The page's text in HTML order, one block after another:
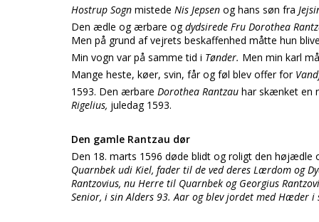
Hostrup Sogn mistede Nis Jepsen og hans søn fra
Den ædle og ærbare ogdydsirede Fru Dorothea
Men på grund af vejrets beskaffenhed måtte hun
Min vogn var på samme tid i Tønder. Men min karl
Mange heste, køer, svin, får og føl blev offer for
1593. Den ærbare Dorothea Rantzau har skænket en
Rigelius, juledag 1593.
Den gamle Rantzau dør
Den 18. marts 1596 døde blidt og roligt den højædle
Quarnbek udi Kiel, fader til de ved deres Lærdom og
Rantzovius, nu Herre til Quarnbek og Georgius
Senior, i sin Alders 93. Aar og blev jordet med Hæder i